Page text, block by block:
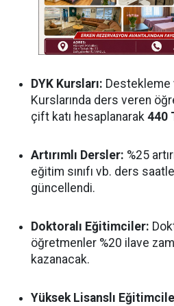
DYK Kursları: Destekleme
Kurslarında ders veren
çift katı hesaplanarak 440
Artırımlı Dersler: %25
eğitim sınıfı vb. ders
güncellendi.
Doktoralı Eğitimciler:
öğretmenler %20 ilave
kazanacak.
Yüksek Lisanslı